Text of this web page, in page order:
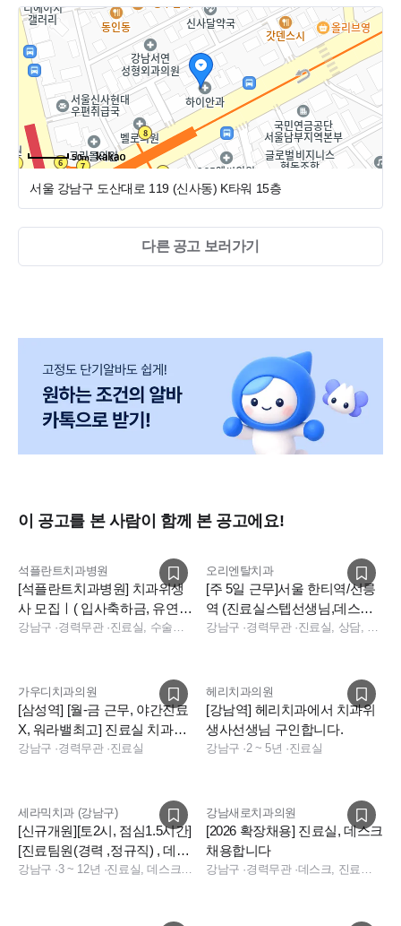
50m
서울 강남구 도산대로 119 (신사동) K타워 15층
다른 공고 보러가기
이 공고를 본 사람이 함께 본 공고에요!
석플란트치과병원
[석플란트치과병원] 치과위생
사 모집ㅣ( 입사축하금, 유연근
무제 )
강남구 ·경력무관· 진료실, 수술실, 진료팀장, 수술실, 진료실
오리엔탈치과
[주 5일 근무]서울 한티역/선릉
역 (진료실스텝선생님,데스크
코디네이터 구인) 일요일알바
강남구 ·경력무관· 진료실, 상담, 보험청구, 경영지원, 데스크, 진료실, 데스크, 보험청구, 상담
가우디치과의원
[삼성역] [월-금 근무, 야간진료
X, 워라밸최고] 진료실 치과위
생사 선생님 구인합니다.
강남구 ·경력무관·진료실
헤리치과의원
[강남역] 헤리치과에서 치과위
생사선생님 구인합니다.
강남구 ·2 ~ 5년 ·진료실
세라믹치과 (강남구)
[신규개원][토2시, 점심1.5시간]
[진료팀원(경력 ,정규직) , 데스
크 충원합니다]
강남구 ·3 ~ 12년 · 진료실, 데스크, 데스크, 전화응대(CS), 기타
강남새로치과의원
[2026 확장채용] 진료실, 데스크
채용합니다
강남구 ·경력무관· 데스크, 진료실, 수술실, 데스크, 전화응대(CS), 수술실